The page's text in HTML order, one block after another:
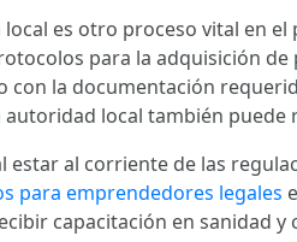
es otro proceso vital en
para la adquisición
con la documentación
autoridad local también
estar al corriente de las
para emprendedores legales
capacitación en sanidad